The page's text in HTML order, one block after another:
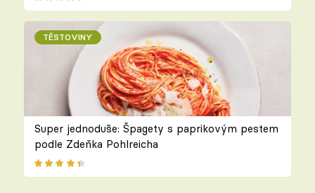
TĚSTOVINY
Super jednoduše: Špagety s paprikovým pestem
podle Zdeňka Pohlreicha